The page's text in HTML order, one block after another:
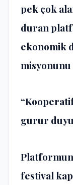
pek çok
duran
ekonomik
gurur
festival